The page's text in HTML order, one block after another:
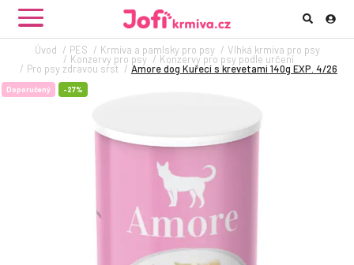
Úvod PES Krmiva a pamlsky pro psy Vlhká krmiva pro psy
Konzervy pro psy Konzervy pro psy podle určení
Pro psy zdravou srst Amore dog Kuřecí s krevetami 140g EXP. 4/26
Doporučený -27%